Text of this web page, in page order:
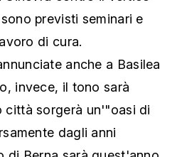
previsti seminari e
di cura.
anche a Basilea
invece, il tono sarà
città sorgerà un'"oasi di
dagli anni